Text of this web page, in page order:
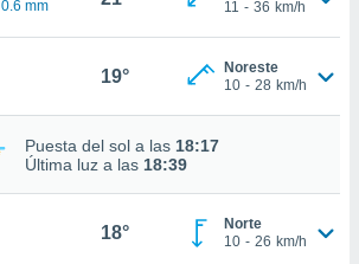
0.6 mm
11 - 36 km/h
19°
Noreste
10 - 28 km/h
Puesta del sol a las 18:17
Última luz a las 18:39
18°
Norte
10 - 26 km/h